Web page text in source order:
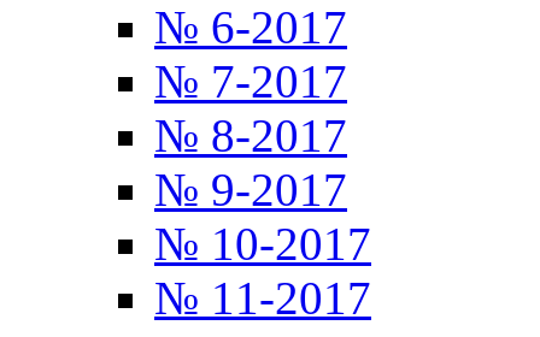
№ 6-2017
№ 7-2017
№ 8-2017
№ 9-2017
№ 10-2017
№ 11-2017